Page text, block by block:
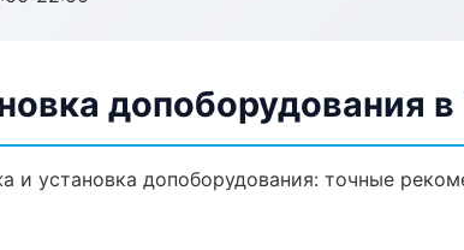
допоборудования
и установка допоборудования: точные